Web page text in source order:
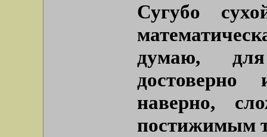
Сугубо
думаю, для
наверно,
постижимым